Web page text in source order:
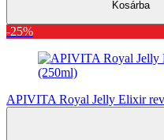
Kosárba
-25%
APIVITA Royal Jelly Elixir